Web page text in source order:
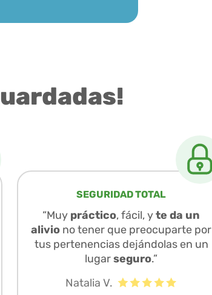
SEGURIDAD TOTAL
“Muy práctico, fácil, yte da un
alivio no tener que preocuparte por
tus pertenencias dejándolas en un
lugarseguro.”
Natalia V.